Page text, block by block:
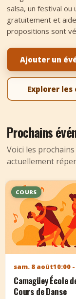
+ Ajouter un
salsa, un festival ou
gratuitement et
propositions sont
Ajouter un
Explorer
Prochains
Voici les
actuellement
COURS
sam. 8 août10:00
Camagüey École
Cours de Danse